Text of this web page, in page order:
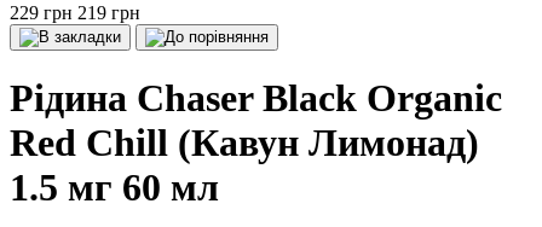
229 грн 219 грн
Рідина Chaser Black Organic
Red Chill (Кавун Лимонад)
1.5 мг 60 мл